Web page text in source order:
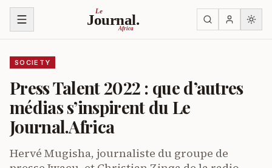
Skip to content Le
Journal.
Africa
SOCIETY
Press Talent 2022 : que d’autres
médias s’inspirent du Le
Journal.Africa
Hervé Mugisha, journaliste du groupe de